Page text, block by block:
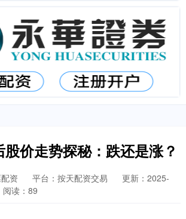
价走势探秘：跌还是涨？
资 平台：按天配资交易
更新：2025-
阅读：89